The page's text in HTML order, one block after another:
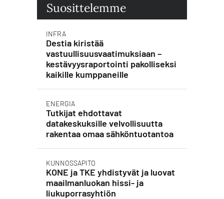
Suosittelemme
INFRA
Destia kiristää
vastuullisuusvaatimuksiaan –
kestävyysraportointi pakolliseksi
kaikille kumppaneille
ENERGIA
Tutkijat ehdottavat
datakeskuksille velvollisuutta
rakentaa omaa sähköntuotantoa
KUNNOSSAPITO
KONE ja TKE yhdistyvät ja luovat
maailmanluokan hissi- ja
liukuporrasyhtiön